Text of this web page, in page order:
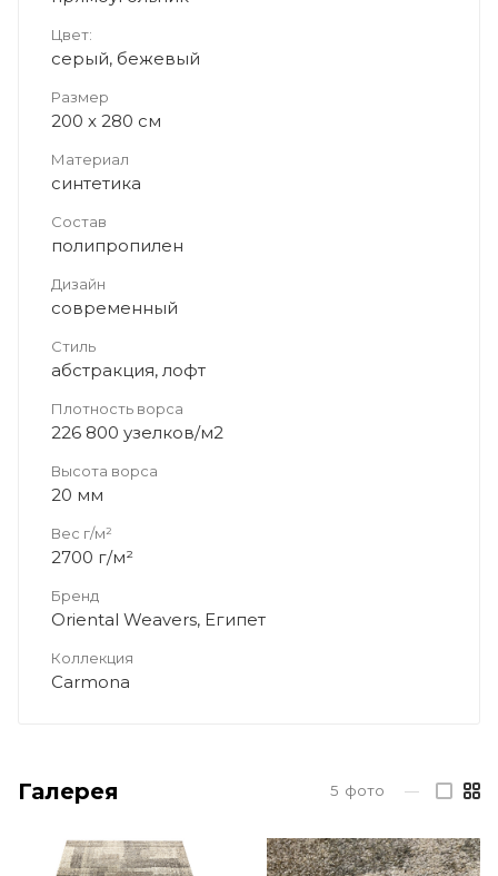
Цвет:
серый, бежевый
Размер
200 x 280 см
Материал
синтетика
Состав
полипропилен
Дизайн
современный
Стиль
абстракция, лофт
Плотность ворса
226 800 узелков/м2
Высота ворса
20 мм
Вес г/м²
2700 г/м²
Бренд
Oriental Weavers, Египет
Коллекция
Carmona
Галерея 5 фото —